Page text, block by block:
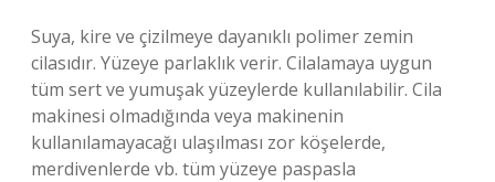
Suya, kire ve çizilmeye dayanıklı polimer zemin
cilasıdır. Yüzeye parlaklık verir. Cilalamaya uygun
tüm sert ve yumuşak yüzeylerde kullanılabilir. Cila
makinesi olmadığında veya makinenin
kullanılamayacağı ulaşılması zor köşelerde,
merdivenlerde vb. tüm yüzeye paspasla